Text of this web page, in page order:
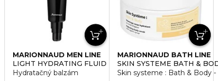
MARIONNAUD MEN LINE
LIGHT HYDRATING FLUID
Hydratačný balzám
MARIONNAUD BATH LINE
SKIN SYSTEME BATH &
Skin systeme : Bath & Body